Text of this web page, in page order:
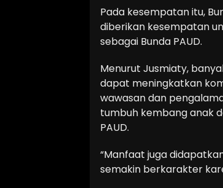
Pada kesempatan itu,
diberikan kesempatan
sebagai Bunda PAUD.
Menurut Jusmiaty,
dapat meningkatkan
wawasan dan
tumbuh kembang anak
PAUD.
“Manfaat juga
semakin berkarakter